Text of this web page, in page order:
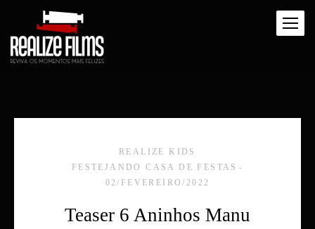
REALIZE KIDS
FESTEJANDO CASA DE FESTAS
02/FEVEREIRO/2022
Teaser 6 Aninhos Manu